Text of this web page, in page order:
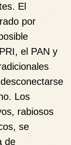
El
por
el PAN y
Los
rabiosos
se
de